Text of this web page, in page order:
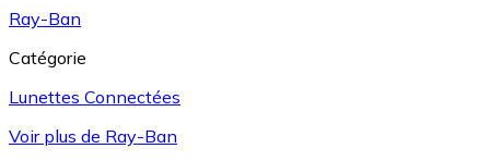
Ray-Ban
Catégorie
Lunettes Connectées
Voir plus de Ray-Ban